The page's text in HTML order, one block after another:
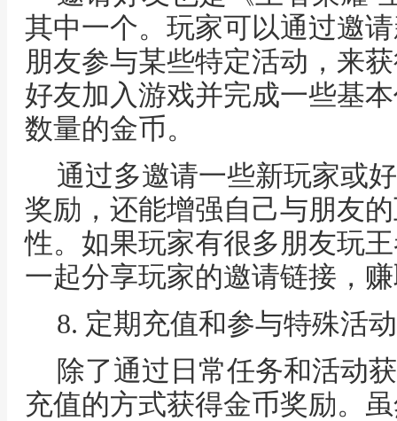
其中一个。玩家可以通过邀
朋友参与某些特定活动，来
好友加入游戏并完成一些基
数量的金币。
通过多邀请一些新玩家或
奖励，还能增强自己与朋友
性。如果玩家有很多朋友玩
一起分享玩家的邀请链接，
8. 定期充值和参与特殊活动
除了通过日常任务和活动
充值的方式获得金币奖励。